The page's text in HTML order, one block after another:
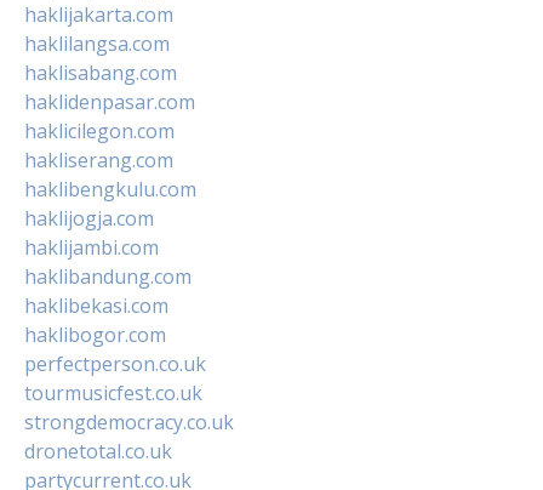
haklijakarta.com
haklilangsa.com
haklisabang.com
haklidenpasar.com
haklicilegon.com
hakliserang.com
haklibengkulu.com
haklijogja.com
haklijambi.com
haklibandung.com
haklibekasi.com
haklibogor.com
perfectperson.co.uk
tourmusicfest.co.uk
strongdemocracy.co.uk
dronetotal.co.uk
partycurrent.co.uk